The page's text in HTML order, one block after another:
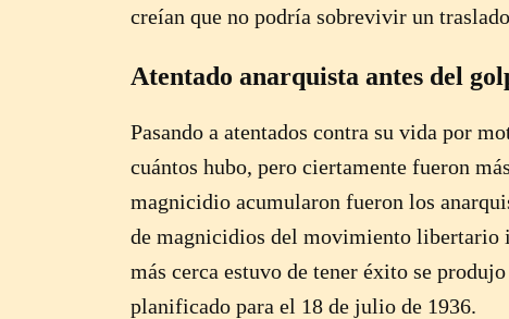
creían que no podría sobrevivir un
Atentado anarquista antes del
Pasando a atentados contra su vida por
cuántos hubo, pero ciertamente fueron
magnicidio acumularon fueron los
de magnicidios del movimiento libertario
más cerca estuvo de tener éxito se
planificado para el 18 de julio de 1936.